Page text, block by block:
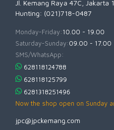
Jl. Kemang Raya 47C, Jakarta
Hunting: (021)718-0487
Monday-Friday:10.00 - 19.00
Saturday-Sunday:09.00 - 17.00
SMS/WhatsApp:
628118124788
628118125799
6281318251496
Now the shop open on Sunday
jpc@jpckemang.com